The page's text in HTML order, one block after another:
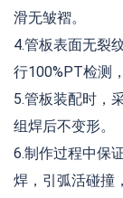
滑无皱褶。
4.管板表面无裂
行100%PT检测
5.管板装配时，
组焊后不变形。
6.制作过程中保
焊，引弧活碰撞